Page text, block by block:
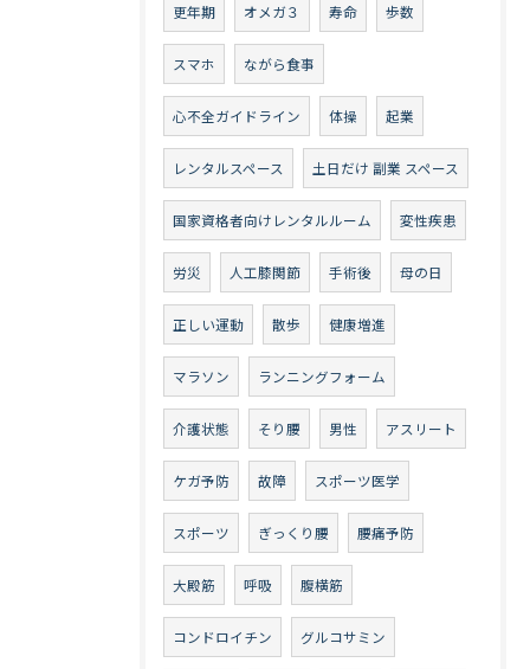
更年期 オメガ３ 寿命 歩数
スマホ ながら食事
心不全ガイドライン 体操 起業
レンタルスペース 土日だけ 副業 スペース
国家資格者向けレンタルルーム 変性疾患
労災 人工膝関節 手術後 母の日
正しい運動 散歩 健康増進
マラソン ランニングフォーム
介護状態 そり腰 男性 アスリート
ケガ予防 故障 スポーツ医学
スポーツ ぎっくり腰 腰痛予防
大殿筋 呼吸 腹横筋
コンドロイチン グルコサミン